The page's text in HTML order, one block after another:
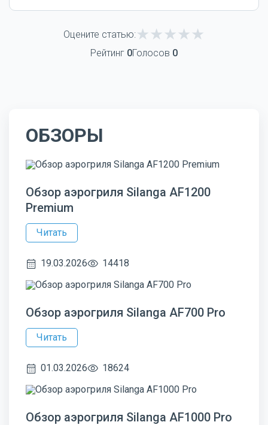
Оцените статью:
Рейтинг 0Голосов 0
ОБЗОРЫ
Обзор аэрогриля Silanga AF1200
Premium
Читать
19.03.2026 14418
Обзор аэрогриля Silanga AF700 Pro
Читать
01.03.2026 18624
Обзор аэрогриля Silanga AF1000 Pro